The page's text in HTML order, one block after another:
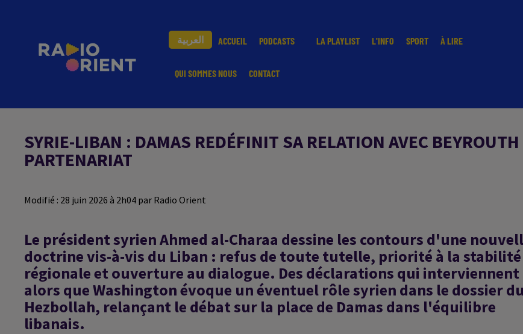
العربية ACCUEIL PODCASTS LA PLAYLIST L'INFO SPORT À LIRE
QUI SOMMES NOUS CONTACT
SYRIE-LIBAN : DAMAS REDÉFINIT SA RELATION AVEC
PARTENARIAT
Modifié : 28 juin 2026 à 2h04 par Radio Orient
Le président syrien Ahmed al-Charaa dessine les contours d'une
doctrine vis-à-vis du Liban : refus de toute tutelle, priorité à la stabilité
régionale et ouverture au dialogue. Des déclarations qui interviennent
alors que Washington évoque un éventuel rôle syrien dans le dossier du
Hezbollah, relançant le débat sur la place de Damas dans l'équilibre
libanais.